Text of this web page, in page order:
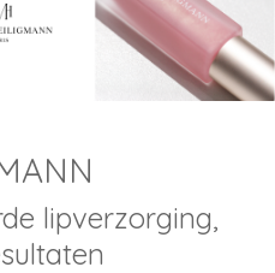
lipverzorging,